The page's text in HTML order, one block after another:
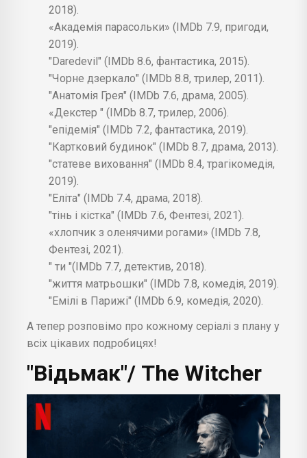
2018).
«Академія парасольки» (IMDb 7.9, пригоди,
2019).
"Daredevil" (IMDb 8.6, фантастика, 2015).
"Чорне дзеркало" (IMDb 8.8, трилер, 2011).
"Анатомія Грея" (IMDb 7.6, драма, 2005).
«Декстер " (IMDb 8.7, трилер, 2006).
"епідемія" (IMDb 7.2, фантастика, 2019).
"Картковий будинок" (IMDb 8.7, драма, 2013).
"статеве виховання" (IMDb 8.4, трагікомедія,
2019).
"Еліта" (IMDb 7.4, драма, 2018).
"тінь і кістка" (IMDb 7.6, Фентезі, 2021).
«хлопчик з оленячими рогами» (IMDb 7.8,
Фентезі, 2021).
" ти "(IMDb 7.7, детектив, 2018).
"життя матрьошки" (IMDb 7.8, комедія, 2019).
"Емілі в Парижі" (IMDb 6.9, комедія, 2020).
А тепер розповімо про кожному серіалі з плану у
всіх цікавих подробицях!
"Відьмак"/ The Witcher